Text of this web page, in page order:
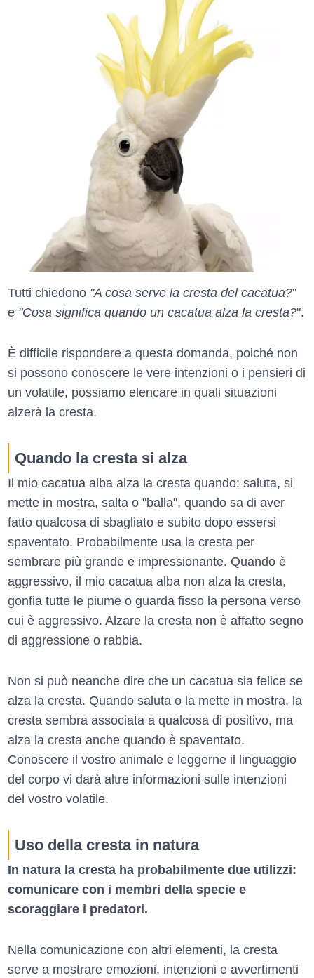
Tutti chiedono "A cosa serve la cresta del cacatua?"
e "Cosa significa quando un cacatua alza la cresta?".
È difficile rispondere a questa domanda, poiché non
si possono conoscere le vere intenzioni o i pensieri di
un volatile, possiamo elencare in quali situazioni
alzerà la cresta.
Quando la cresta si alza
Il mio cacatua alba alza la cresta quando: saluta, si
mette in mostra, salta o "balla", quando sa di aver
fatto qualcosa di sbagliato e subito dopo essersi
spaventato. Probabilmente usa la cresta per
sembrare più grande e impressionante. Quando è
aggressivo, il mio cacatua alba non alza la cresta,
gonfia tutte le piume o guarda fisso la persona verso
cui è aggressivo. Alzare la cresta non è affatto segno
di aggressione o rabbia.
Non si può neanche dire che un cacatua sia felice se
alza la cresta. Quando saluta o la mette in mostra, la
cresta sembra associata a qualcosa di positivo, ma
alza la cresta anche quando è spaventato.
Conoscere il vostro animale e leggerne il linguaggio
del corpo vi darà altre informazioni sulle intenzioni
del vostro volatile.
Uso della cresta in natura
In natura la cresta ha probabilmente due utilizzi:
comunicare con i membri della specie e
scoraggiare i predatori.
Nella comunicazione con altri elementi, la cresta
serve a mostrare emozioni, intenzioni e avvertimenti